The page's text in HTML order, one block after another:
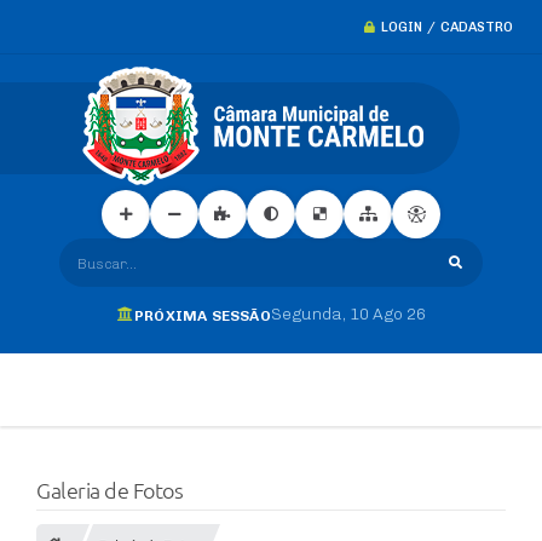
LOGIN / CADASTRO
Buscar...
PRÓXIMA SESSÃOSegunda 10 Ago 26
Galeria de Fotos